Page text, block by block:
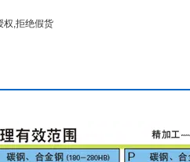
权,拒绝假货